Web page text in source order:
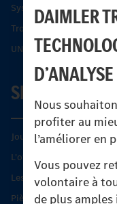
DAIMLER
D’ANALYSE
Nous
profiter au
l’améliorer en
Vous pouvez
volontaire à
de plus
Systèmes de sécurité
Trouver un partenaire
UNI-TOUCH®
SERVICE
Journées diagnostic
L'offre de services Unimog
Les produits phares
Pièces d’origine